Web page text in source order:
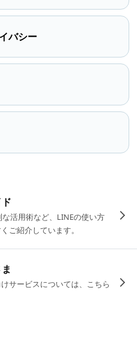
バシー
活用術など、LINEの使い方
ご紹介しています。
サービスについては、こちら